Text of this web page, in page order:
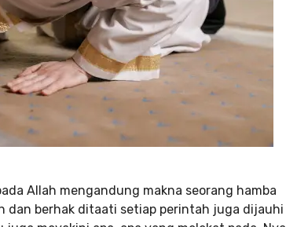
Allah mengandung makna seorang hamba
dan berhak ditaati setiap perintah juga dijauhi